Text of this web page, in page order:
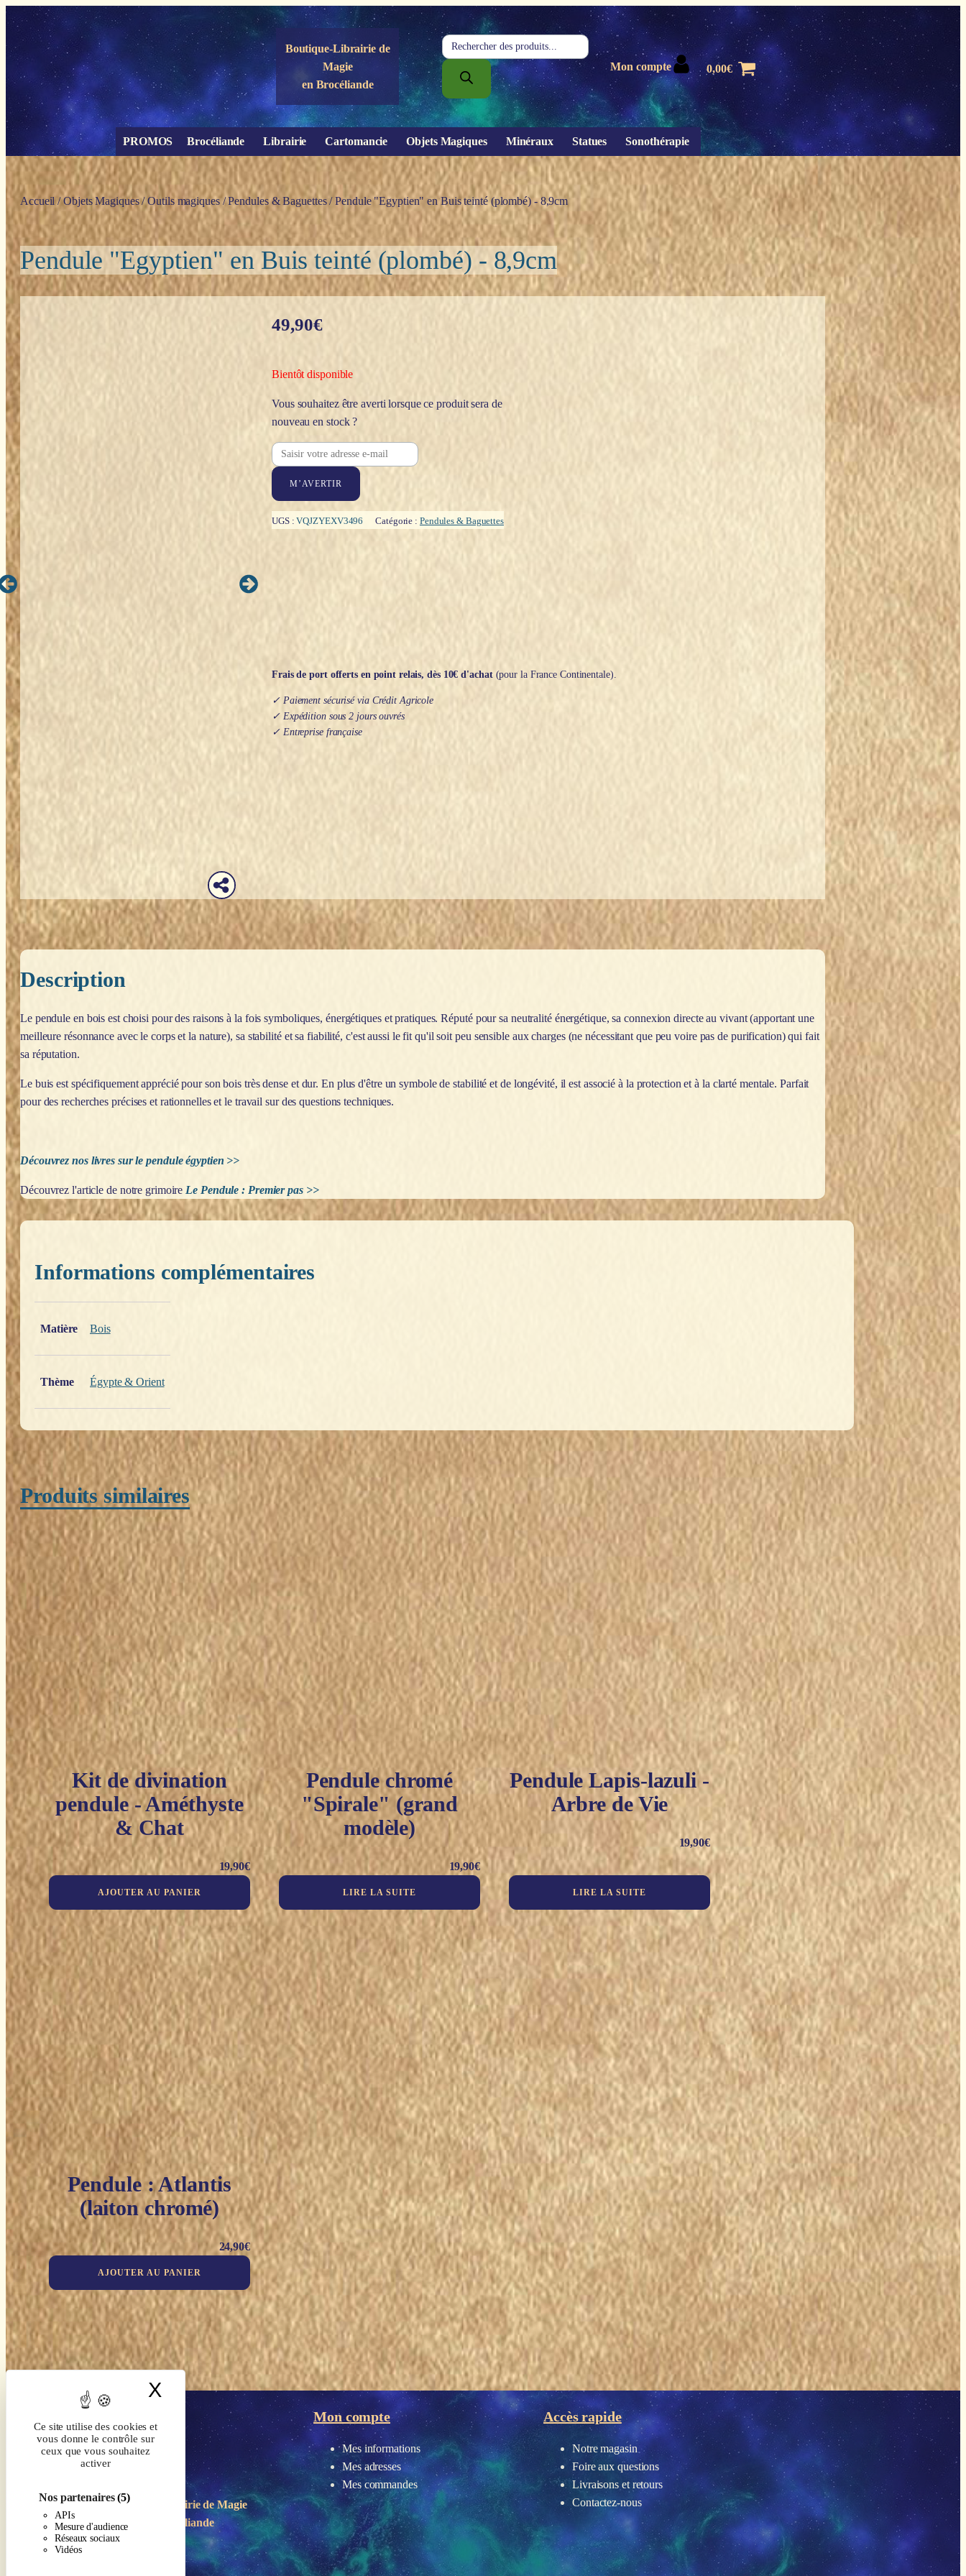
Panneau de gestion des cookies
Ce site utilise des cookies et
vous donne le contrôle sur
ceux que vous souhaitez
activer
Nos partenaires(5)
APIs
Mesure d'audience
Réseaux sociaux
Vidéos
X Masquer le bandeau des cookies
Boutique-Librairie de
Magie
en Brocéliande
Recherche
de
produits
Mon compte 0,00€
PROMOS Brocéliande Librairie Cartomancie Objets Magiques Minéraux Statues Sonothérapie
Accueil /Objets Magiques/Outils magiques/Pendules & Baguettes/ Pendule "Egyptien" en Buis teinté (plombé) - 8,9cm
Pendule "Egyptien" en Buis teinté (plombé) - 8,9cm
49,90€
Bientôt disponible
Vous souhaitez être averti lorsque ce produit sera de
nouveau en stock ?
M’AVERTIR
UGS :VQJZYEXV3496 Catégorie : Pendules & Baguettes
Frais de port offerts en point relais, dès 10€ d'achat(pour la France Continentale).
✓ Paiement sécurisé via Crédit Agricole
✓ Expédition sous 2 jours ouvrés
✓ Entreprise française
Description
Le pendule en bois est choisi pour des raisons à la fois symboliques, énergétiques et pratiques. Réputé pour sa neutralité énergétique, sa connexion directe au vivant (apportant une
meilleure résonnance avec le corps et la nature), sa stabilité et sa fiabilité, c'est aussi le fit qu'il soit peu sensible aux charges (ne nécessitant que peu voire pas de purification) qui fait
sa réputation.
Le buis est spécifiquement apprécié pour son bois très dense et dur. En plus d'être un symbole de stabilité et de longévité, il est associé à la protection et à la clarté mentale. Parfait
pour des recherches précises et rationnelles et le travail sur des questions techniques.
Découvrez nos livres sur le pendule égyptien >>
Découvrez l'article de notre grimoire Le Pendule : Premier pas >>
Informations complémentaires
Matière
Bois
Thème Égypte & Orient
Produits similaires
Kit de divination
pendule - Améthyste
& Chat
19,90€
AJOUTER AU PANIER
Pendule chromé
"Spirale" (grand
modèle)
19,90€
LIRE LA SUITE
Pendule Lapis-lazuli -
Arbre de Vie
19,90€
LIRE LA SUITE
Pendule : Atlantis
(laiton chromé)
24,90€
AJOUTER AU PANIER
Boutique-Librairie deMagie
en Brocéliande
Mon compte
Mes informations
Mes adresses
Mes commandes
Accès rapide
Notre magasin
Foire aux questions
Livraisons et retours
Contactez-nous